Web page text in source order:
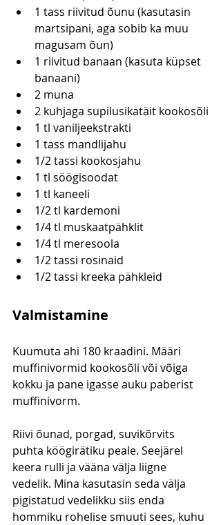
1 tass riivitud õunu (kasutasin
martsipani, aga sobib ka muu
magusam õun)
1 riivitud banaan (kasuta küpset
banaani)
2 muna
2 kuhjaga supilusikatäit kookosõli
1 tl vaniljeekstrakti
1 tass mandlijahu
1/2 tassi kookosjahu
1 tl söögisoodat
1 tl kaneeli
1/2 tl kardemoni
1/4 tl muskaatpähklit
1/4 tl meresoola
1/2 tassi rosinaid
1/2 tassi kreeka pähkleid
Valmistamine
Kuumuta ahi 180 kraadini. Määri
muffinivormid kookosõli või võiga
kokku ja pane igasse auku paberist
muffinivorm.
Riivi õunad, porgad, suvikõrvits
puhta köögirätiku peale. Seejärel
keera rulli ja vääna välja liigne
vedelik. Mina kasutasin seda välja
pigistatud vedelikku siis enda
hommiku rohelise smuuti sees, kuhu